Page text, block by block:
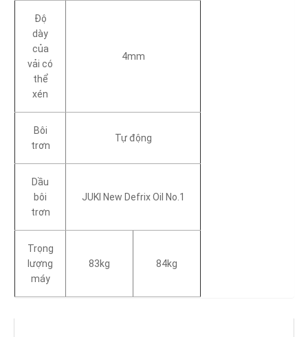
Độ
dày
của
vải có
thể
xén
4mm
Bôi
trơn
Tự động
Dầu
bôi
trơn
JUKI New Defrix Oil No.1
Trọng
lượng
máy
83kg 84kg